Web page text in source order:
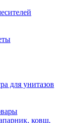
для унитазов
ковш,